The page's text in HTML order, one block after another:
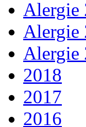
Alergie
Alergie
Alergie
2018
2017
2016